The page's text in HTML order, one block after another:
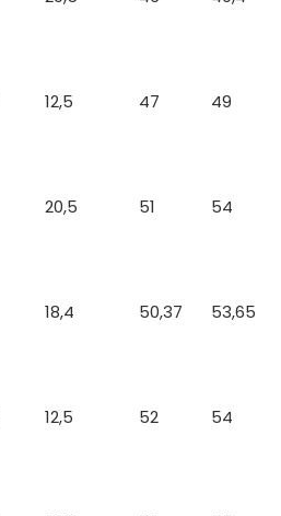
12,5 47 49
20,5 51 54
18,4 50,37 53,65
12,5 52 54